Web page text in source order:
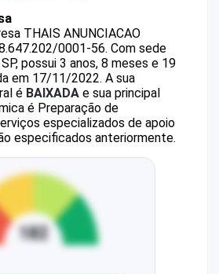
THAIS ANUNCIACAO
0001-56. Com sede
possui 3 anos, 8 meses e 19
em 17/11/2022. A sua
é BAIXADA e sua principal
é Preparação de
especializados de apoio
especificados anteriormente.